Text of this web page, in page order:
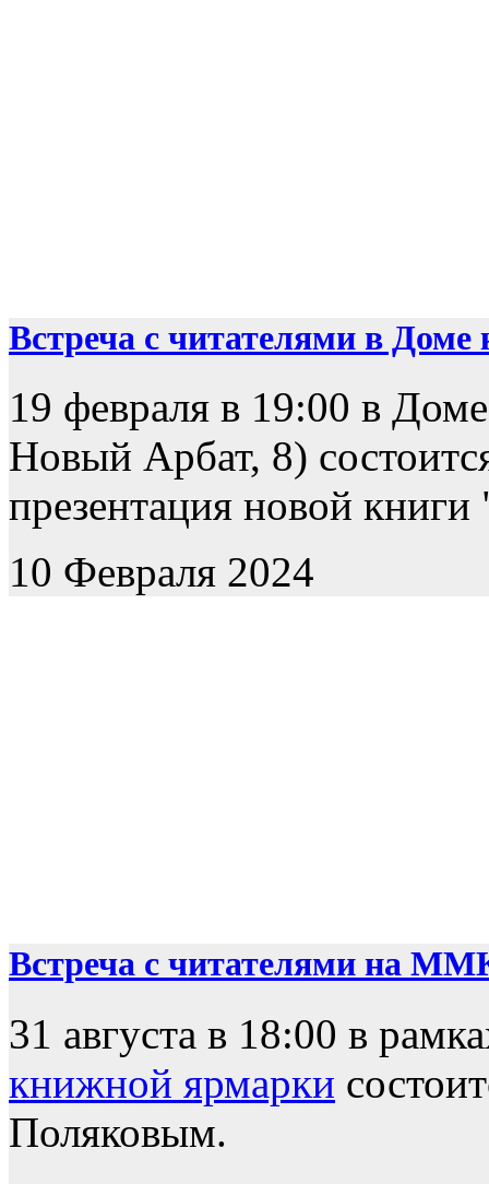
Встреча с читателями в Доме
19 февраля в 19:00 в
Новый Арбат, 8)
презентация новой
10 Февраля 2024
Встреча с читателями на
31 августа в 18:00 в
книжной ярмарки
Поляковым.